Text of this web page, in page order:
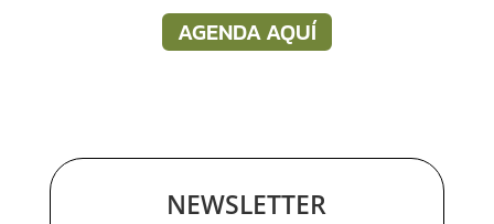
AGENDA AQUÍ
NEWSLETTER